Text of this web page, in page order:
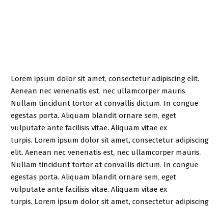
Lorem ipsum dolor sit amet, consectetur adipiscing elit.
Aenean nec venenatis est, nec ullamcorper mauris.
Nullam tincidunt tortor at convallis dictum. In congue
egestas porta. Aliquam blandit ornare sem, eget
vulputate ante facilisis vitae. Aliquam vitae ex
turpis. Lorem ipsum dolor sit amet, consectetur adipiscing
elit. Aenean nec venenatis est, nec ullamcorper mauris.
Nullam tincidunt tortor at convallis dictum. In congue
egestas porta. Aliquam blandit ornare sem, eget
vulputate ante facilisis vitae. Aliquam vitae ex
turpis. Lorem ipsum dolor sit amet, consectetur adipiscing